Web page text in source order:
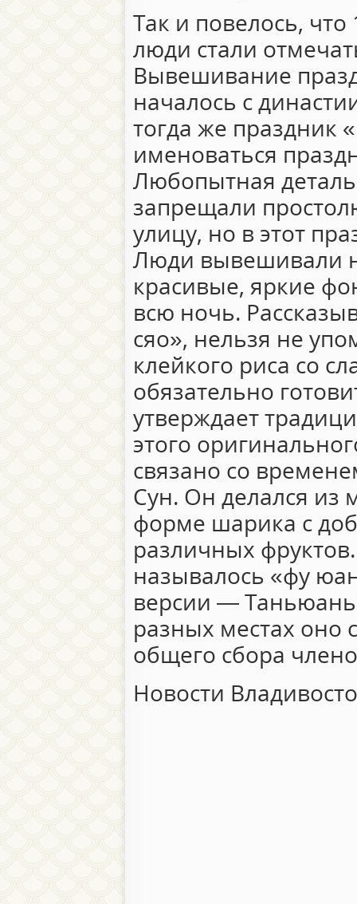
Так и повелось,
люди стали
Вывешивание
началось с
тогда же праздник
именоваться
Любопытная
запрещали
улицу, но в этот
Люди вывешивали
красивые, яркие
всю ночь.
сяо», нельзя не
клейкого риса со
обязательно
утверждает
этого
связано со
Сун. Он делался из
форме шарика с
различных
называлось «фу
версии —
разных местах оно
общего сбора
Новости